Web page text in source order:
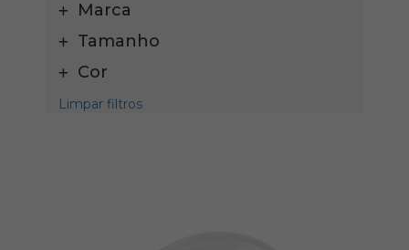
Marca
Tamanho
Cor
Limpar filtros